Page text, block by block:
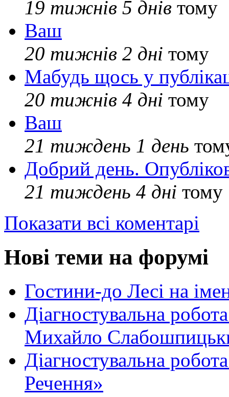
19 тижнів 5 днів тому
Ваш
20 тижнів 2 дні тому
Мабудь щось у
20 тижнів 4 дні тому
Ваш
21 тиждень 1 день
Добрий день.
21 тиждень 4 дні тому
Показати всі коментарі
Нові теми на форумі
Гостини-до Лесі на
Діагностувальна
Михайло
Діагностувальна
Речення»